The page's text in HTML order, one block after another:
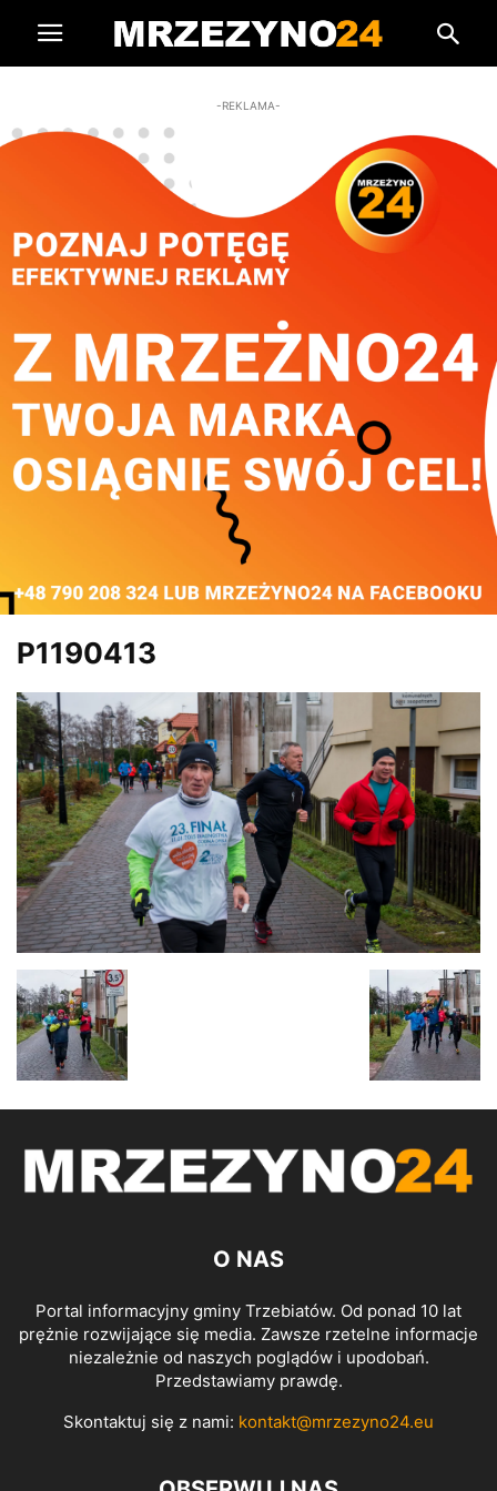
-REKLAMA-
P1190413
O NAS
Portal informacyjny gminy Trzebiatów. Od ponad 10 lat
prężnie rozwijające się media. Zawsze rzetelne informacje
niezależnie od naszych poglądów i upodobań.
Przedstawiamy prawdę.
Skontaktuj się z nami: kontakt@mrzezyno24.eu